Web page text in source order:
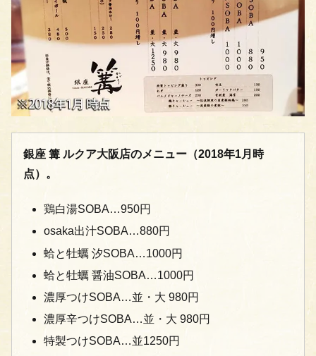
銀座 篝 ルクア大阪店のメニュー（2018年1月時
点）。
鶏白湯SOBA…950円
osaka出汁SOBA…880円
蛤と牡蠣 汐SOBA…1000円
蛤と牡蠣 醤油SOBA…1000円
濃厚つけSOBA…並・大 980円
濃厚辛つけSOBA…並・大 980円
特製つけSOBA…並1250円